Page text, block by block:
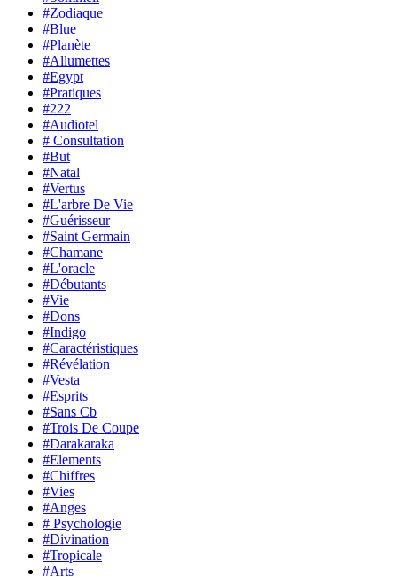
#Zodiaque
#Blue
#Planète
#Allumettes
#Egypt
#Pratiques
#222
#Audiotel
# Consultation
#But
#Natal
#Vertus
#L'arbre De Vie
#Guérisseur
#Saint Germain
#Chamane
#L'oracle
#Débutants
#Vie
#Dons
#Indigo
#Caractéristiques
#Révélation
#Vesta
#Esprits
#Sans Cb
#Trois De Coupe
#Darakaraka
#Elements
#Chiffres
#Vies
#Anges
# Psychologie
#Divination
#Tropicale
#Arts